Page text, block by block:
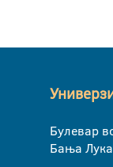
Булевар
Бања